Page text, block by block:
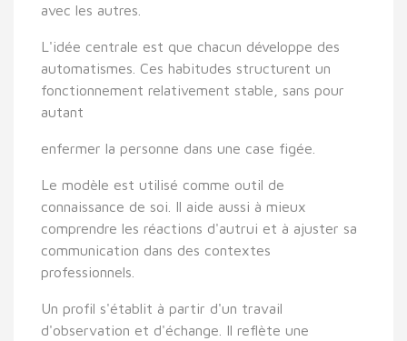
avec les autres.
L'idée centrale est que chacun développe des
automatismes. Ces habitudes structurent un
fonctionnement relativement stable, sans pour
autant
enfermer la personne dans une case figée.
Le modèle est utilisé comme outil de
connaissance de soi. Il aide aussi à mieux
comprendre les réactions d'autrui et à ajuster sa
communication dans des contextes
professionnels.
Un profil s'établit à partir d'un travail
d'observation et d'échange. Il reflète une